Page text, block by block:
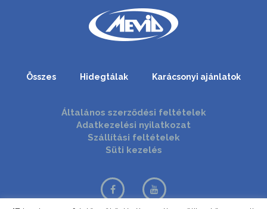
Összes Hidegtálak Karácsonyi ajánlatok
Általános szerződési feltételek
Adatkezelési nyilatkozat
Szállítási feltételek
Süti kezelés